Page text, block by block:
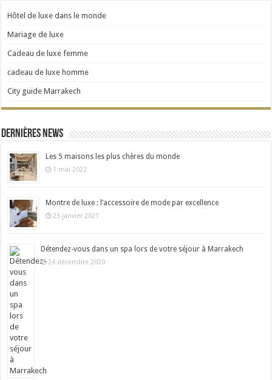
Hôtel de luxe dans le monde
Mariage de luxe
Cadeau de luxe femme
cadeau de luxe homme
City guide Marrakech
Dernières news
Les 5 maisons les plus chères du monde
1 mai 2022
Montre de luxe : l’accessoire de mode par excellence
25 janvier 2021
Détendez-vous dans un spa lors de votre séjour à Marrakech
24 décembre 2020